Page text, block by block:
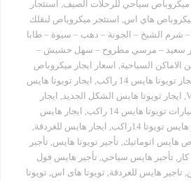
سياحي للرحلات الصيف, استئجار
ميكروباص هاي اس, استئجر ميكروباص لنقلك
– شرم الشيخ – الجونة – دهب – سيوة – طابا
سعيد – مرسي مطروح – سهل حشيش –
الاماكن السياحية, اسعار ايجار ميكروباص
تويوتا هايس 14 راكب , ايجار تويوتا هايس
, ايجار تويوتا هايس الشكل الجديد, ايجار
تويوتا هايس 14 راكب , ايجار هايس
تويوتا 14راكب , ايجار هايس للغردقة,
هايس اتوماتيك, تأجير تويوتا هايس, تأجير
, تأجير هايس سياحي, تأجير هايس فول
, تاجير هايس للغردقة, تويوتا هاى اس, تويوتا